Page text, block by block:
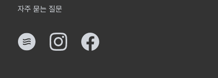
자주 묻는 질문